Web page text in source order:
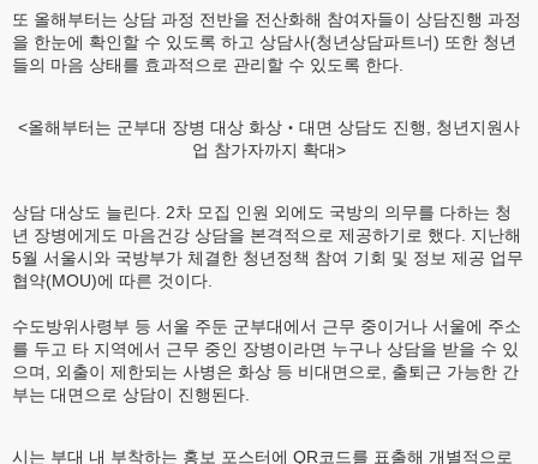
또 올해부터는 상담 과정 전반을 전산화해 참여자들이 상담진행 과정
을 한눈에 확인할 수 있도록 하고 상담사(청년상담파트너) 또한 청년
들의 마음 상태를 효과적으로 관리할 수 있도록 한다.
<올해부터는 군부대 장병 대상 화상‧대면 상담도 진행, 청년지원사
업 참가자까지 확대>
상담 대상도 늘린다. 2차 모집 인원 외에도 국방의 의무를 다하는 청
년 장병에게도 마음건강 상담을 본격적으로 제공하기로 했다. 지난해
5월 서울시와 국방부가 체결한 청년정책 참여 기회 및 정보 제공 업무
협약(MOU)에 따른 것이다.
수도방위사령부 등 서울 주둔 군부대에서 근무 중이거나 서울에 주소
를 두고 타 지역에서 근무 중인 장병이라면 누구나 상담을 받을 수 있
으며, 외출이 제한되는 사병은 화상 등 비대면으로, 출퇴근 가능한 간
부는 대면으로 상담이 진행된다.
시는 부대 내 부착하는 홍보 포스터에 QR코드를 표출해 개별적으로